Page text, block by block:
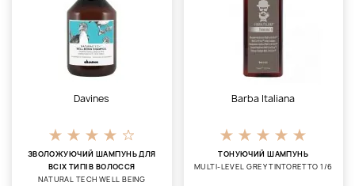
Davines
ЗВОЛОЖУЮЧИЙ ШАМПУНЬ ДЛЯ
ВСІХ ТИПІВ ВОЛОССЯ
NATURAL TECH WELL BEING
Barba Italiana
ТОНУЮЧИЙ ШАМПУНЬ
MULTI-LEVEL GREY TINTORETTO 1/6